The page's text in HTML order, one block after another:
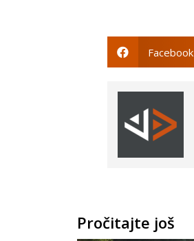
Facebook
Pročitajte još